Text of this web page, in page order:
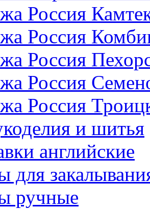
Россия
Россия
Россия
Россия
Россия
и шитья
английские
для
ручные